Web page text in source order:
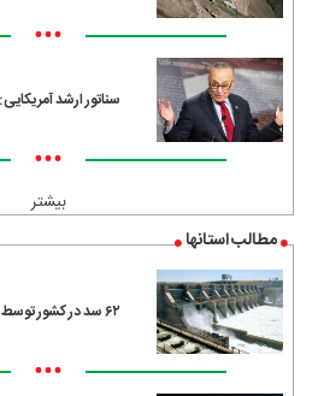
•••
سناتور ارشد
•••
بیشتر
مطالب استانها
۶۲ سد در کشور توسط قرارگاه خاتم احداث شده است
•••